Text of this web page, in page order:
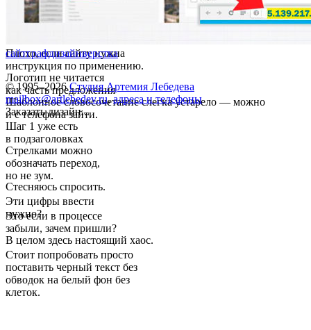
Плохо, если сайту нужна
инструкция по применению.
Логотип не читается
как часть предложения
Шаблонное словосочетание слегка устарело — можно
и с телефона зайти.
Шаг 1 уже есть
в подзаголовках
Стрелками можно
обозначать переход,
но не зум.
Стесняюсь спросить.
Эти цифры ввести
нужно?
Это если в процессе
забыли, зачем пришли?
В целом здесь настоящий хаос.
Стоит попробовать просто
поставить черный текст без
обводок на белый фон без
клеток.
сайтграфдизайнверстка
© 1995–2026 Студия Артемия Лебедева
mailbox@artlebedev.ru, адреса и телефоны
Заказать дизайн...